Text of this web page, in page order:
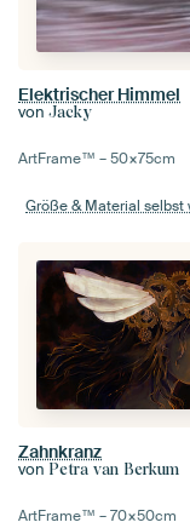
Elektrischer Himmel
von Jacky
ArtFrame™ –50×75cm
Größe & Material selbst
Zahnkranz
von Petra van Berkum
ArtFrame™ –70×50cm